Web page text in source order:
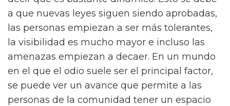
a que nuevas leyes siguen siendo aprobadas,
las personas empiezan a ser más tolerantes,
la visibilidad es mucho mayor e incluso las
amenazas empiezan a decaer. En un mundo
en el que el odio suele ser el principal factor,
se puede ver un avance que permite a las
personas de la comunidad tener un espacio